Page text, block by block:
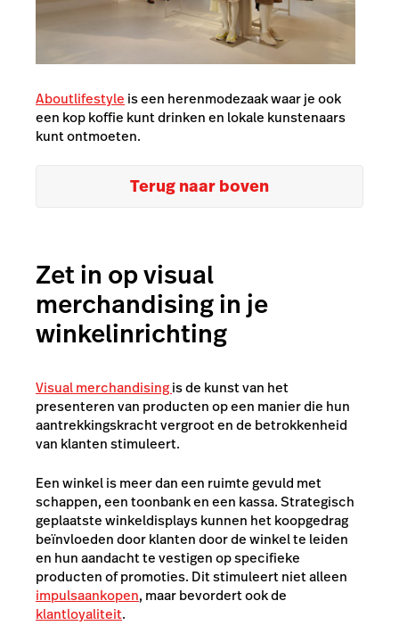
Aboutlifestyle is een herenmodezaak waar je ook
een kop koffie kunt drinken en lokale kunstenaars
kunt ontmoeten.
Terug naar boven
Zet in op visual
merchandising in je
winkelinrichting
Visual merchandisingis de kunst van het
presenteren van producten op een manier die hun
aantrekkingskracht vergroot en de betrokkenheid
van klanten stimuleert.
Een winkel is meer dan een ruimte gevuld met
schappen, een toonbank en een kassa. Strategisch
geplaatste winkeldisplays kunnen het koopgedrag
beïnvloeden door klanten door de winkel te leiden
en hun aandacht te vestigen op specifieke
producten of promoties. Dit stimuleert niet alleen
impulsaankopen, maar bevordert ook de
klantloyaliteit.